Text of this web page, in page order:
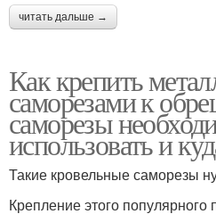
читать дальше →
Как крепить
саморезами к
саморезы
использовать и
Такие кровельные саморезы
Крепление этого популярного